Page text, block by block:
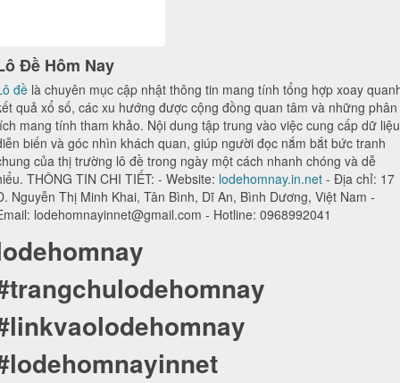
Đề Hôm Nay
đề là chuyên mục cập nhật thông tin mang tính tổng hợp xoay
quả xổ số, các xu hướng được cộng đồng quan tâm và những phân
mang tính tham khảo. Nội dung tập trung vào việc cung cấp dữ
biến và góc nhìn khách quan, giúp người đọc nắm bắt bức tranh
của thị trường lô đề trong ngày một cách nhanh chóng và dễ
THÔNG TIN CHI TIẾT: - Website: lodehomnay.in.net - Địa chỉ: 17
Nguyễn Thị Minh Khai, Tân Bình, Dĩ An, Bình Dương, Việt Nam -
lodehomnayinnet@gmail.com - Hotline: 0968992041